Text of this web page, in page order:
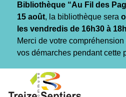
Bibliothèque “Au Fil des
15 août, la bibliothèque sera
les vendredis de 16h30 à
Merci de votre
vos démarches pendant cette